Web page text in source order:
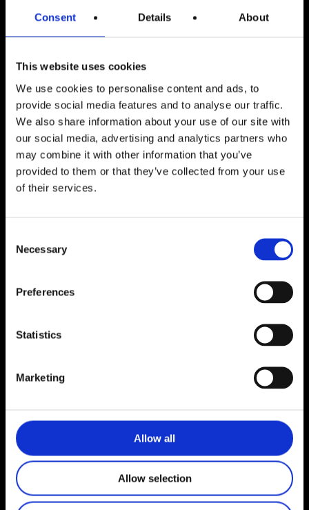
Consent Details About
This website uses cookies
We use cookies to personalise content and ads, to
provide social media features and to analyse our traffic.
We also share information about your use of our site with
our social media, advertising and analytics partners who
may combine it with other information that you’ve
provided to them or that they’ve collected from your use
of their services.
Selection
Necessary
Preferences
Statistics
Marketing
Allow all
Allow selection